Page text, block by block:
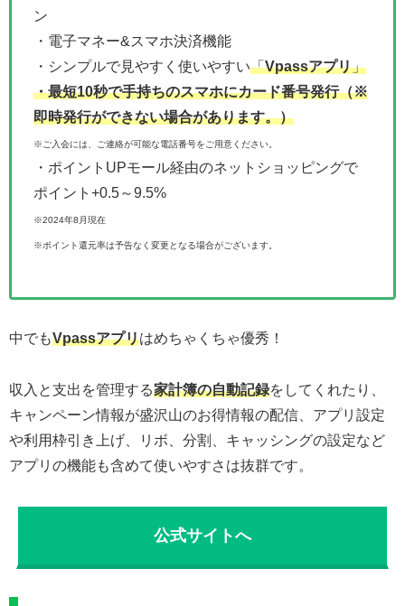
ン
・電子マネー&スマホ決済機能
・シンプルで見やすく使いやすい「Vpassアプリ」
・最短10秒で手持ちのスマホにカード番号発行（※
即時発行ができない場合があります。）
※ご入会には、ご連絡が可能な電話番号をご用意ください。
・ポイントUPモール経由のネットショッピングで
ポイント+0.5～9.5%
※2024年8月現在
※ポイント還元率は予告なく変更となる場合がございます。
中でもVpassアプリはめちゃくちゃ優秀！
収入と支出を管理する家計簿の自動記録をしてくれたり、
キャンペーン情報が盛沢山のお得情報の配信、アプリ設定
や利用枠引き上げ、リボ、分割、キャッシングの設定など
アプリの機能も含めて使いやすさは抜群です。
公式サイトへ